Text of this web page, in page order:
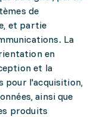
de
et partie
La
en
et la
pour l'acquisition,
ainsi que
produits